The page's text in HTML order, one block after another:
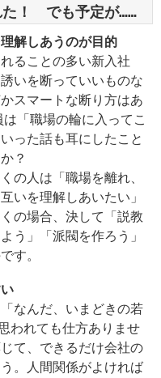
た！ でも予定が……
解しあうのが目的
ることの多い新入社
いを断っていいものな
スマートな断り方はあ
「職場の輪に入ってこ
った話も耳にしたこと
？
の人は「職場を離れ、
いを理解しあいたい」
の場合、決して「説教
う」「派閥を作ろう」
す。
なんだ、いまどきの若
われても仕方ありませ
て、できるだけ会社の
。人間関係がよければ